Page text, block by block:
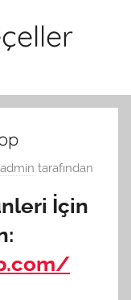
admin tarafından
İçin